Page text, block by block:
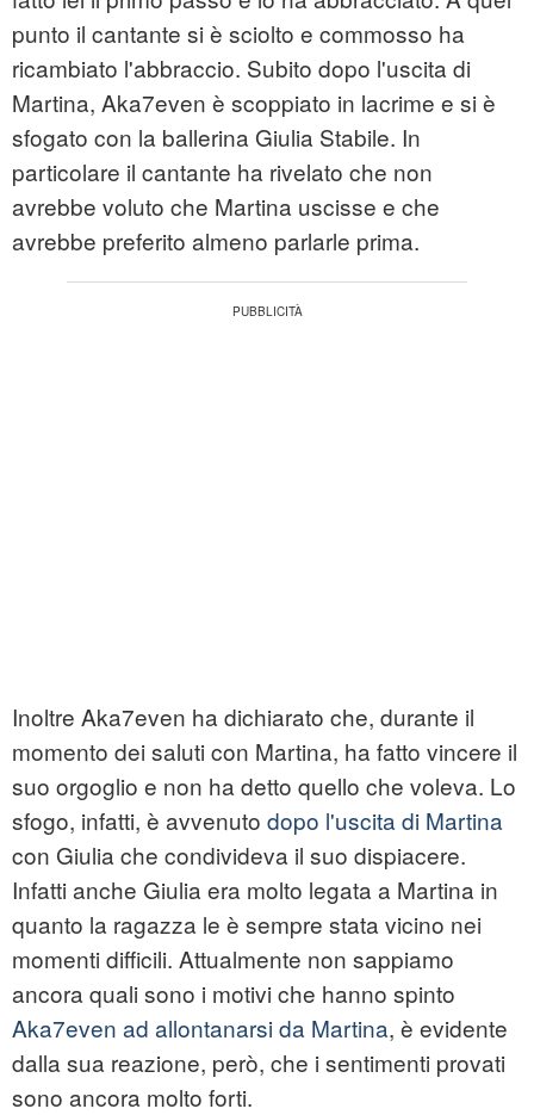
punto il cantante si è sciolto e commosso ha
ricambiato l'abbraccio. Subito dopo l'uscita di
Martina, Aka7even è scoppiato in lacrime e si è
sfogato con la ballerina Giulia Stabile. In
particolare il cantante ha rivelato che non
avrebbe voluto che Martina uscisse e che
avrebbe preferito almeno parlarle prima.
Inoltre Aka7even ha dichiarato che, durante il
momento dei saluti con Martina, ha fatto vincere il
suo orgoglio e non ha detto quello che voleva. Lo
sfogo, infatti, è avvenuto dopo l'uscita di Martina
con Giulia che condivideva il suo dispiacere.
Infatti anche Giulia era molto legata a Martina in
quanto la ragazza le è sempre stata vicino nei
momenti difficili. Attualmente non sappiamo
ancora quali sono i motivi che hanno spinto
Aka7even ad allontanarsi da Martina, è evidente
dalla sua reazione, però, che i sentimenti provati
sono ancora molto forti.